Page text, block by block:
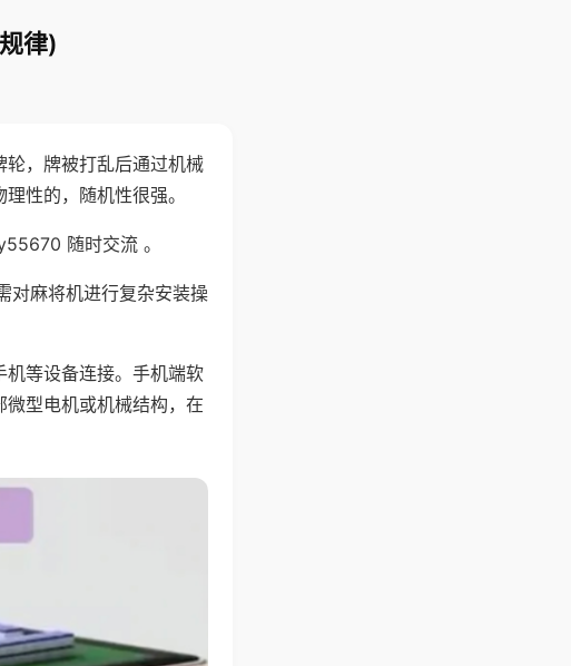
律)
，牌被打乱后通过机械
性的，随机性很强。
随时交流 。
对麻将机进行复杂安装操
等设备连接。手机端软
型电机或机械结构，在